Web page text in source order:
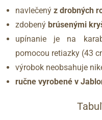
navlečený z drobných
zdobený brúsenými
upínanie je na
pomocou retiazky (43
výrobok neobsahuje
ručne vyrobené v